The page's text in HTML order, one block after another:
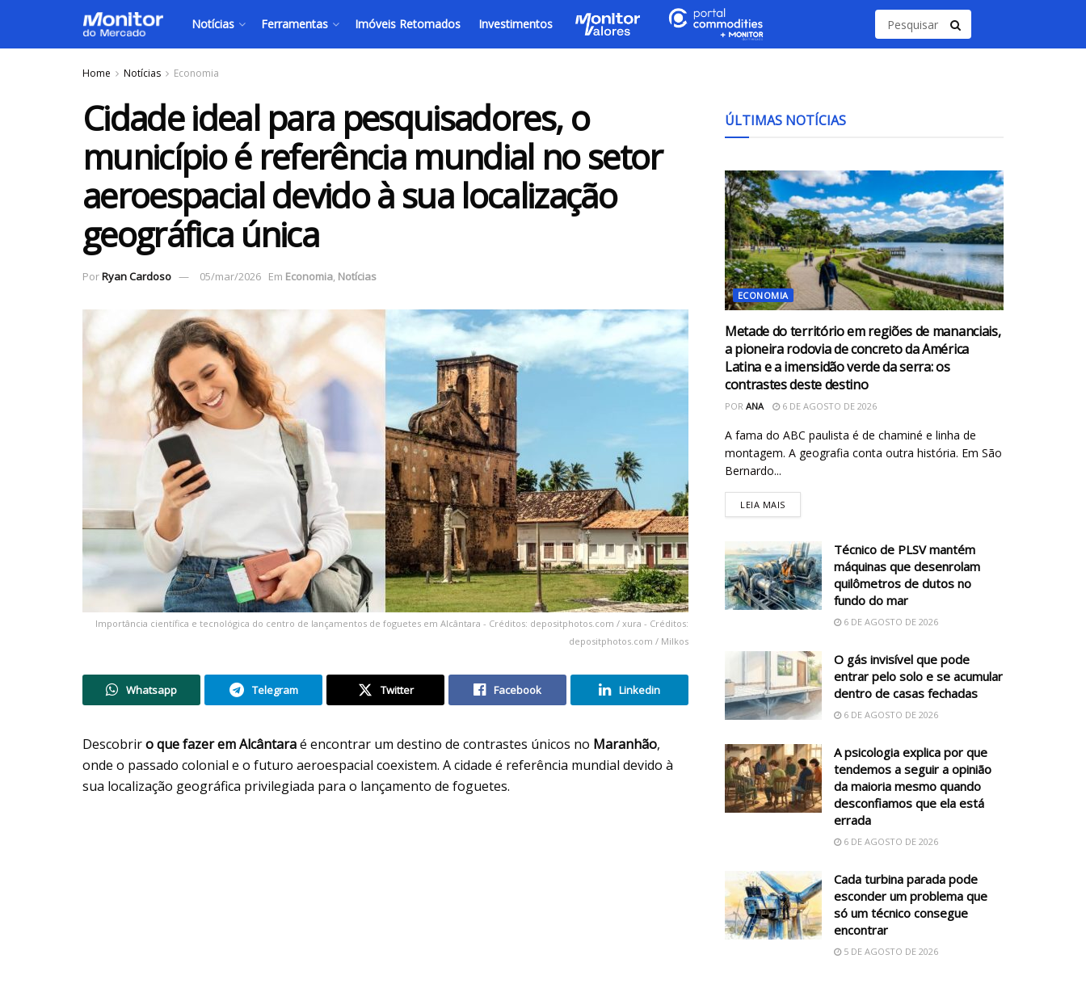
Notícias Ferramentas Imóveis Retomados Investimentos
Home Notícias Economia
Cidade ideal para pesquisadores, o
município é referência mundial no setor
aeroespacial devido à sua localização
geográfica única
PorRyan Cardoso 05/mar/2026 Em Economia, Notícias
Importância científica e tecnológica do centro de lançamentos de foguetes em Alcântara - Créditos: depositphotos.com / xura - Créditos:
depositphotos.com / Milkos
Whatsapp Telegram Twitter Facebook Linkedin
Descobriro que fazer em Alcântaraé encontrar um destino de contrastes únicos no Maranhão,
onde o passado colonial e o futuro aeroespacial coexistem. A cidade é referência mundial devido à
sua localização geográfica privilegiada para o lançamento de foguetes.
ÚLTIMAS NOTÍCIAS
ECONOMIA
Metade do território em regiões de mananciais,
a pioneira rodovia de concreto da América
Latina e a imensidão verde da serra: os
contrastes deste destino
POR ANA 6 DE AGOSTO DE 2026
A fama do ABC paulista é de chaminé e linha de
montagem. A geografia conta outra história. Em São
Bernardo...
LEIA MAIS
Técnico de PLSV mantém
máquinas que desenrolam
quilômetros de dutos no
fundo do mar
6 DE AGOSTO DE 2026
O gás invisível que pode
entrar pelo solo e se acumular
dentro de casas fechadas
6 DE AGOSTO DE 2026
A psicologia explica por que
tendemos a seguir a opinião
da maioria mesmo quando
desconfiamos que ela está
errada
6 DE AGOSTO DE 2026
Cada turbina parada pode
esconder um problema que
só um técnico consegue
encontrar
5 DE AGOSTO DE 2026